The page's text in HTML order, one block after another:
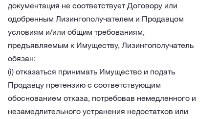
документация не соответствует Договору или
одобренным Лизингополучателем и Продавцом
условиям и/или общим требованиям,
предъявляемым к Имуществу, Лизингополучатель
обязан:
(i) отказаться принимать Имущество и подать
Продавцу претензию с соответствующим
обоснованием отказа, потребовав немедленного и
незамедлительного устранения недостатков или